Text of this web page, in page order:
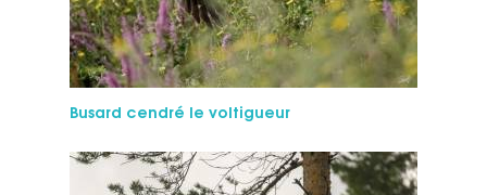
Bu­sard cen­dré le voltigueur